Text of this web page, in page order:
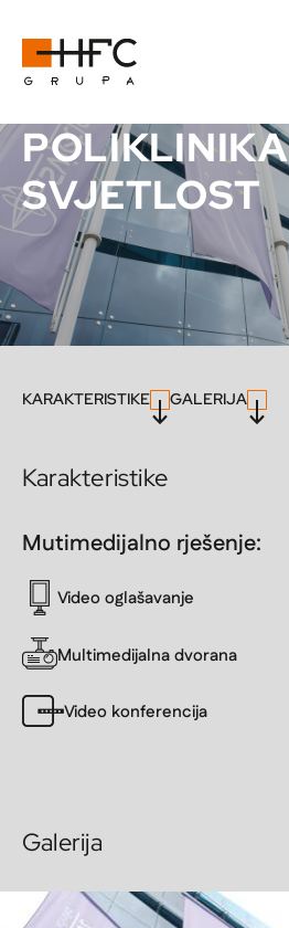
POLIKLINIKA
SVJETLOST
KARAKTERISTIKE GALERIJA
Karakteristike
Mutimedijalno rješenje:
Video oglašavanje
Multimedijalna dvorana
Video konferencija
Galerija